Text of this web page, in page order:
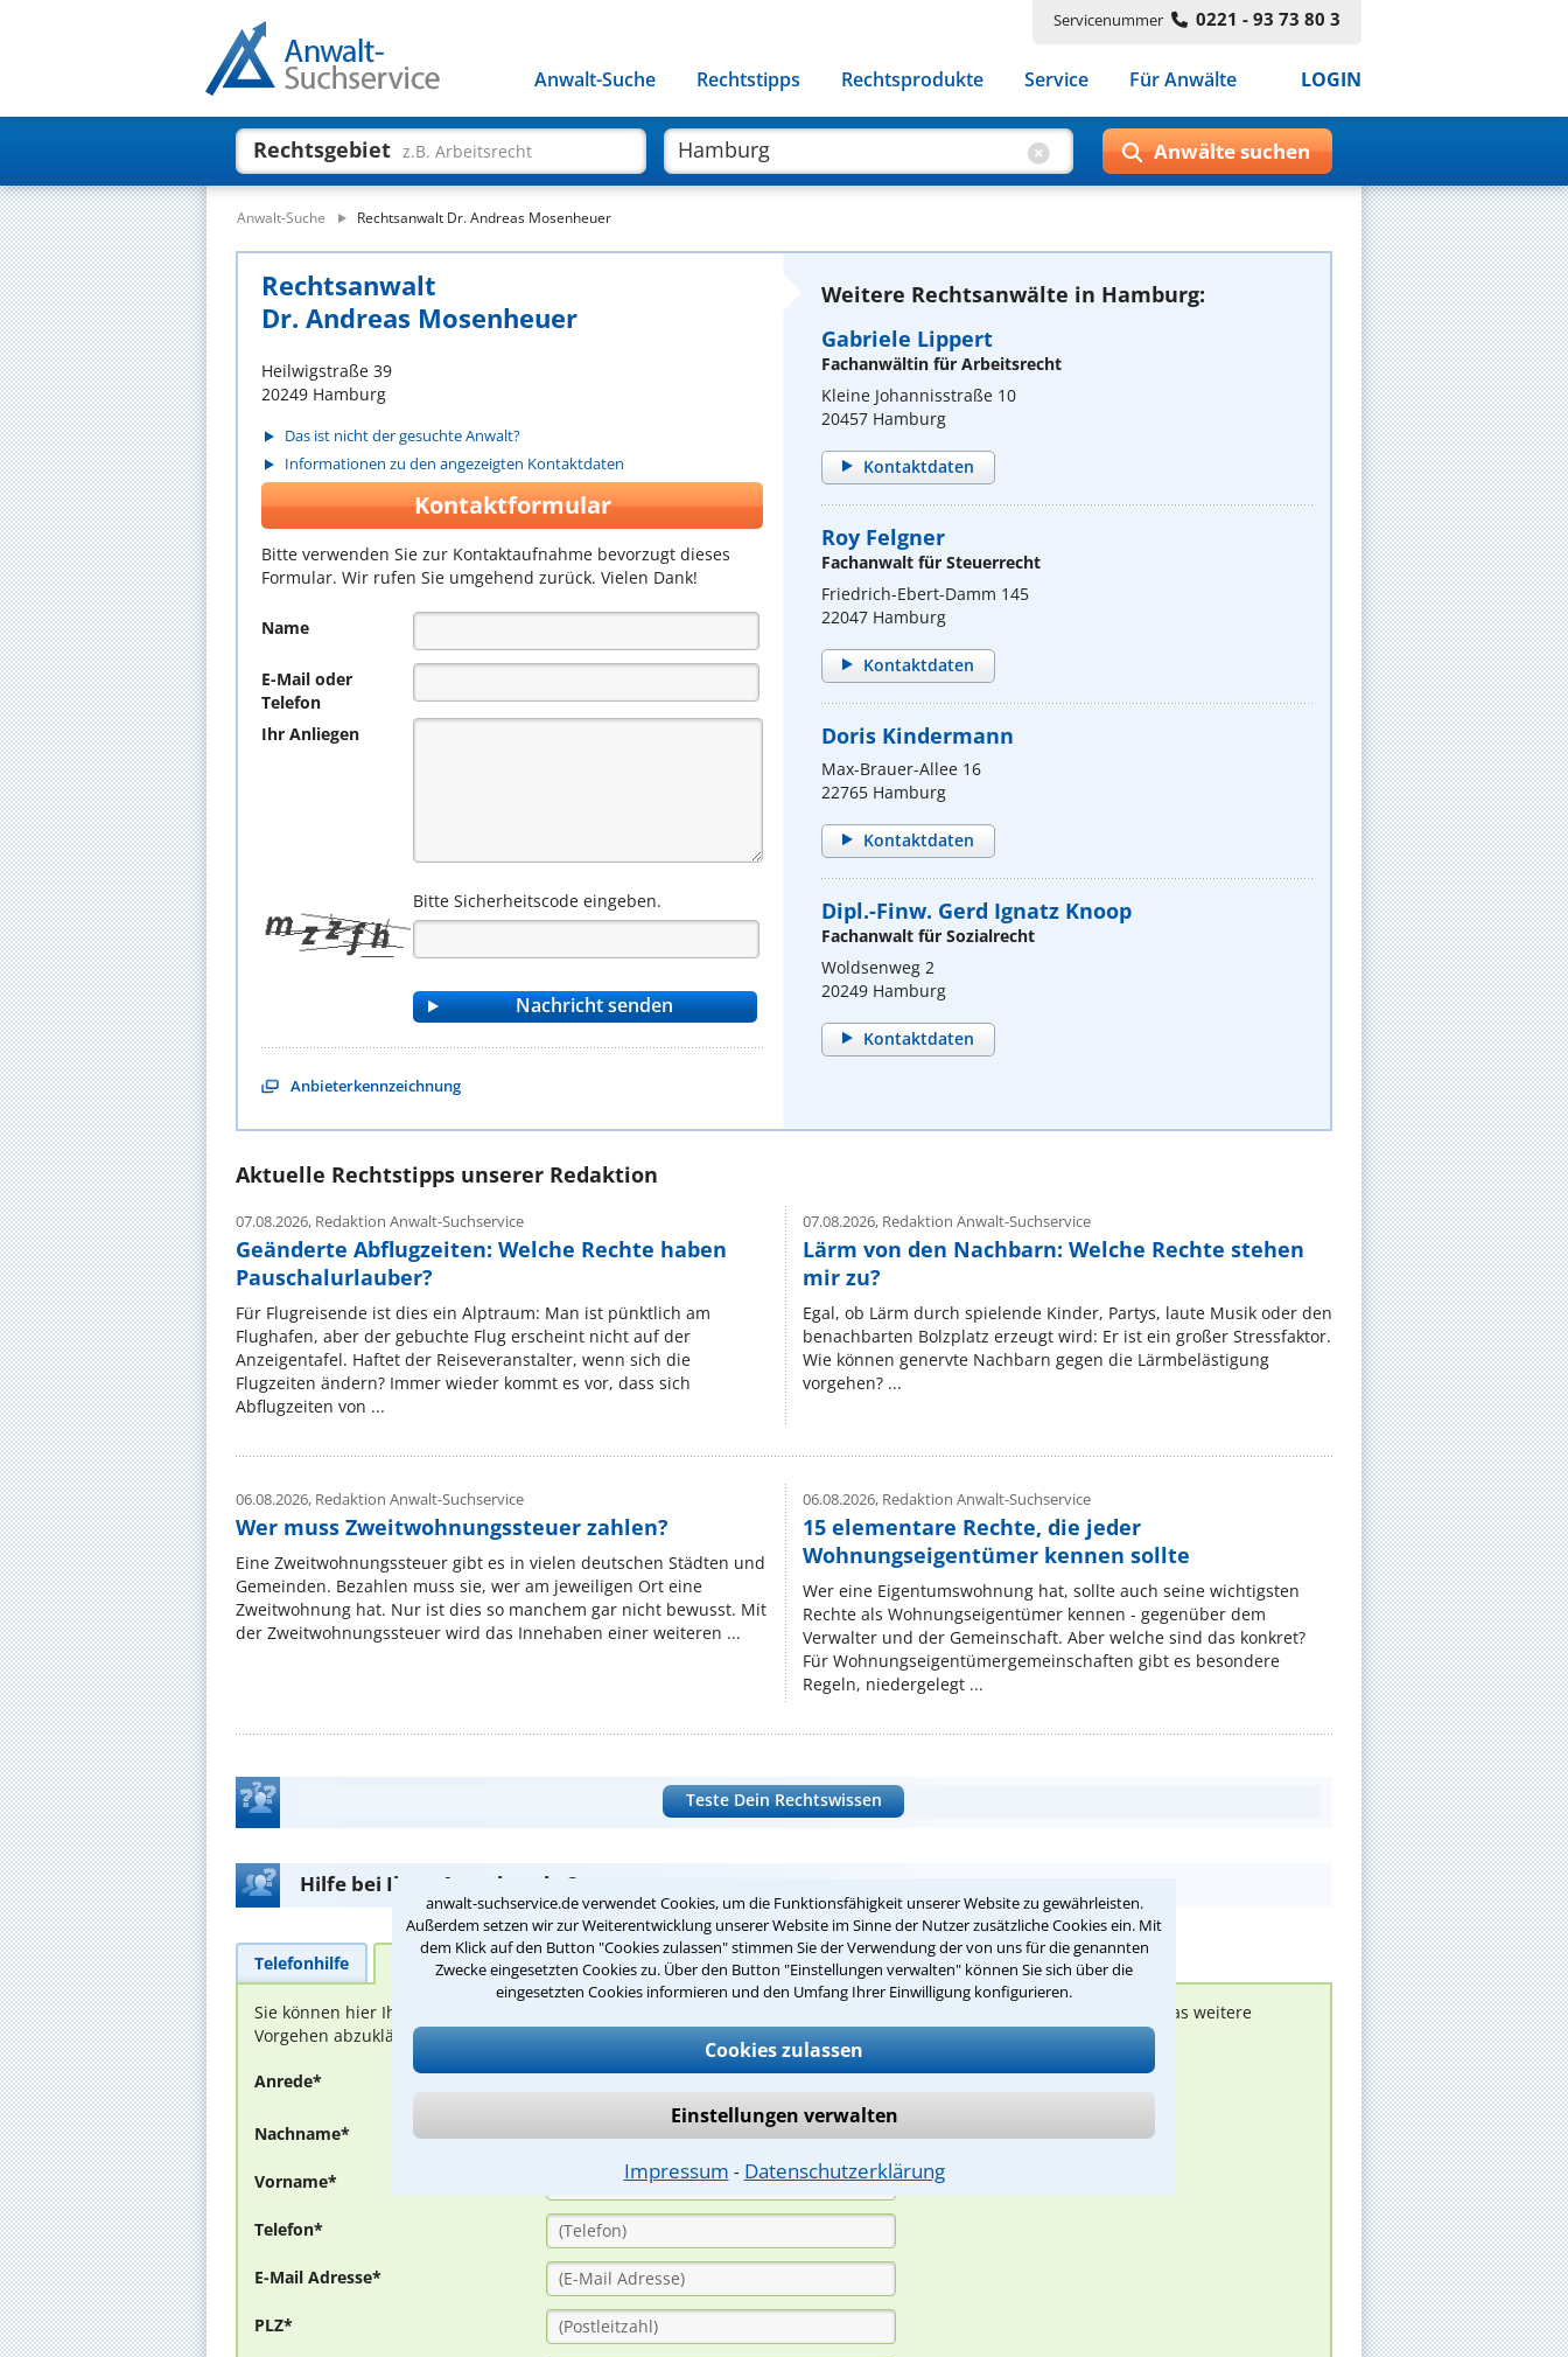
anwalt-suchservice.de verwendet Cookies, um die Funktionsfähigkeit unserer Website zu gewährleisten.
Außerdem setzen wir zur Weiterentwicklung unserer Website im Sinne der Nutzer zusätzliche Cookies ein. Mit
dem Klick auf den Button "Cookies zulassen" stimmen Sie der Verwendung der von uns für die genannten
Zwecke eingesetzten Cookies zu. Über den Button "Einstellungen verwalten" können Sie sich über die
eingesetzten Cookies informieren und den Umfang Ihrer Einwilligung konfigurieren.
Cookies zulassen
Einstellungen verwalten
Impressum ⁃ Datenschutzerklärung
Servicenummer 0221 - 93 73 80 3
Anwalt-Suche Rechtstipps Rechtsprodukte Service Für Anwälte LOGIN
Rechtsgebiet z.B. Arbeitsrecht
Anwalt-Suche Rechtsanwalt Dr. Andreas Mosenheuer
Rechtsanwalt
Dr. Andreas Mosenheuer
Heilwigstraße 39
20249 Hamburg
Das ist nicht der gesuchte Anwalt?
Informationen zu den angezeigten Kontaktdaten
Kontaktformular
Bitte verwenden Sie zur Kontaktaufnahme bevorzugt dieses
Formular. Wir rufen Sie umgehend zurück. Vielen Dank!
Name
E-Mail oder
Telefon
Ihr Anliegen
Bitte Sicherheitscode eingeben.
Anbieterkennzeichnung
Weitere Rechtsanwälte in Hamburg:
Gabriele Lippert
Fachanwältin für Arbeitsrecht
Kleine Johannisstraße 10
20457 Hamburg
Kontaktdaten
Roy Felgner
Fachanwalt für Steuerrecht
Friedrich-Ebert-Damm 145
22047 Hamburg
Kontaktdaten
Doris Kindermann
Max-Brauer-Allee 16
22765 Hamburg
Kontaktdaten
Dipl.-Finw. Gerd Ignatz Knoop
Fachanwalt für Sozialrecht
Woldsenweg 2
20249 Hamburg
Kontaktdaten
Aktuelle Rechtstipps unserer Redaktion
07.08.2026, Redaktion Anwalt-Suchservice
Geänderte Abflugzeiten: Welche Rechte haben
Pauschalurlauber?
Für Flugreisende ist dies ein Alptraum: Man ist pünktlich am
Flughafen, aber der gebuchte Flug erscheint nicht auf der
Anzeigentafel. Haftet der Reiseveranstalter, wenn sich die
Flugzeiten ändern? Immer wieder kommt es vor, dass sich
Abflugzeiten von ...
07.08.2026,Redaktion Anwalt-Suchservice
Lärm von den Nachbarn: Welche Rechte stehen
mir zu?
Egal, ob Lärm durch spielende Kinder, Partys, laute Musik oder den
benachbarten Bolzplatz erzeugt wird: Er ist ein großer Stressfaktor.
Wie können genervte Nachbarn gegen die Lärmbelästigung
vorgehen? ...
06.08.2026, Redaktion Anwalt-Suchservice
Wer muss Zweitwohnungssteuer zahlen?
Eine Zweitwohnungssteuer gibt es in vielen deutschen Städten und
Gemeinden. Bezahlen muss sie, wer am jeweiligen Ort eine
Zweitwohnung hat. Nur ist dies so manchem gar nicht bewusst. Mit
der Zweitwohnungssteuer wird das Innehaben einer weiteren ...
06.08.2026,Redaktion Anwalt-Suchservice
15 elementare Rechte, die jeder
Wohnungseigentümer kennen sollte
Wer eine Eigentumswohnung hat, sollte auch seine wichtigsten
Rechte als Wohnungseigentümer kennen - gegenüber dem
Verwalter und der Gemeinschaft. Aber welche sind das konkret?
Für Wohnungseigentümergemeinschaften gibt es besondere
Regeln, niedergelegt ...
Teste Dein Rechtswissen
Hilfe bei Ihrer Anwaltsuche?
Telefonhilfe Beratungsanfrage
Sie können hier Ihren Fall schildern. Anschließend werden sich spezialisierte Rechtsanwälte bei Ihnen melden, um das weitere
Vorgehen abzuklären. Die Rückmeldung durch einen Anwalt ist für Sie kostenlos.
Anrede*
Nachname*
Vorname*
Telefon*
E-Mail Adresse*
PLZ*